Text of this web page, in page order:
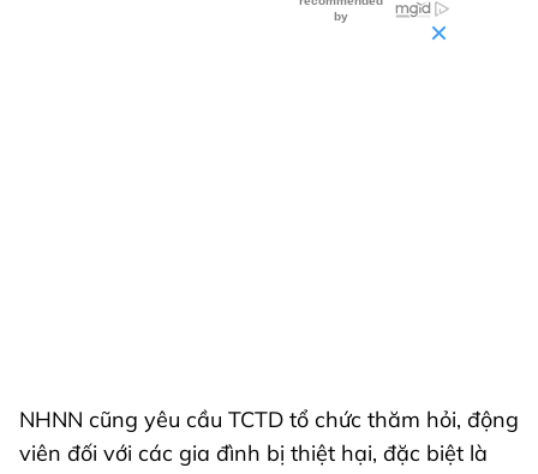
NHNN cũng yêu cầu TCTD tổ chức thăm hỏi, động
viên đối với các gia đình bị thiệt hại, đặc biệt là